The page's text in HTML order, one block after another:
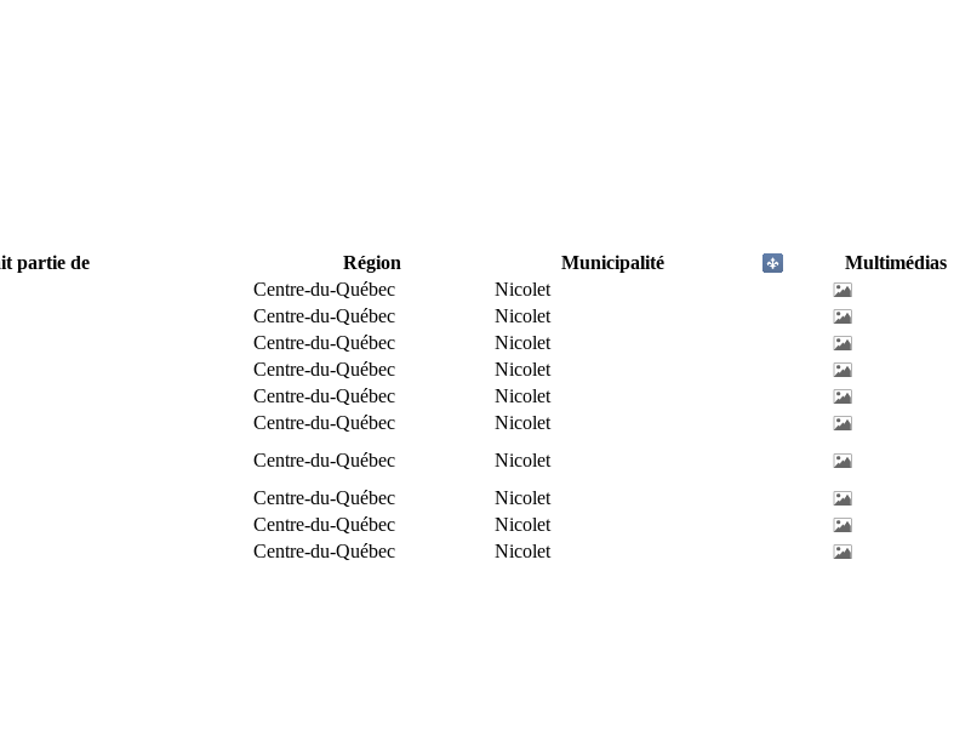
partie de Région Municipalité
Multimédias
Centre-du-Québec
Nicolet
Centre-du-Québec
Nicolet
Centre-du-Québec
Nicolet
Centre-du-Québec
Nicolet
Centre-du-Québec
Nicolet
Centre-du-Québec
Nicolet
Centre-du-Québec
Nicolet
Centre-du-Québec
Nicolet
Centre-du-Québec
Nicolet
Centre-du-Québec Nicolet